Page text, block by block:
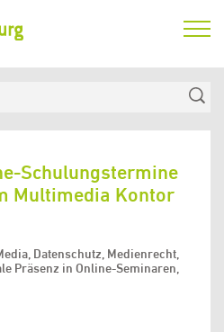
Schulungstermine
Multimedia Kontor
Datenschutz, Medienrecht,
Präsenz in Online-Seminaren,